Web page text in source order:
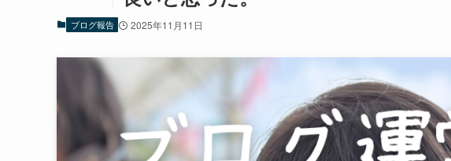
ブログ報告 2025年11月11日